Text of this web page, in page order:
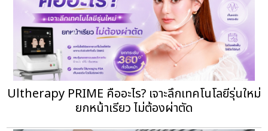
Ultherapy PRIME คืออะไร? เจาะลึกเทคโนโลยีรุ่นใหม่
ยกหน้าเรียว ไม่ต้องผ่าตัด